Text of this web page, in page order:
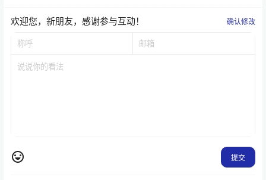
欢迎您，新朋友，感谢参与互动！ 确认修改
提交